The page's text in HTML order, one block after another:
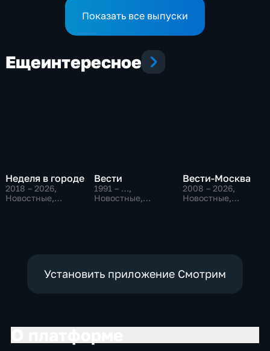
Показать все выпуски
Ещеинтересное
Неделя в городе
2018 – 2026,
Новостные,
Вести
1991 – …,
Новостные,
Вести-Москва
2008 – 2026,
Новостные,
Установить приложение Смотрим